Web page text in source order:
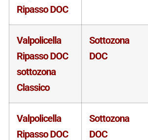
Ripasso DOC
Valpolicella
Ripasso DOC
sottozona
Classico
Sottozona
DOC
Valpolicella
Ripasso DOC
Sottozona
DOC